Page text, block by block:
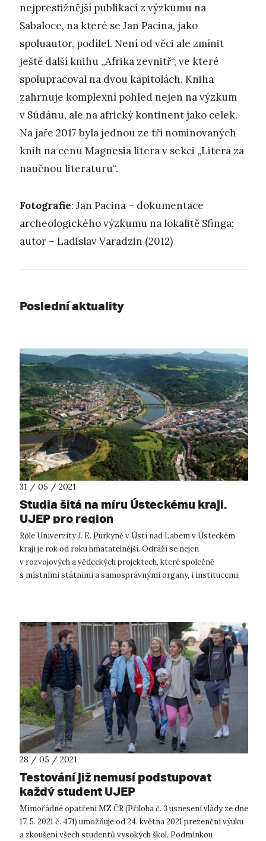
nejprestižnější publikací z výzkumu na
Sabaloce, na které se Jan Pacina, jako
spoluautor, podílel. Není od věci ale zmínit
ještě další knihu „Afrika zevnitř“, ve které
spolupracoval na dvou kapitolách. Kniha
zahrnuje komplexní pohled nejen na výzkum
v Súdánu, ale na africký kontinent jako celek.
Na jaře 2017 byla jednou ze tří nominovaných
knih na cenu Magnesia litera v sekci „Litera za
naučnou literaturu“.
Fotografie: Jan Pacina – dokumentace
archeologického výzkumu na lokalitě Sfinga;
autor – Ladislav Varadzin (2012)
Poslední aktuality
31 / 05 / 2021
Studia šitá na míru Ústeckému kraji.
UJEP pro region
Role Univerzity J. E. Purkyně v Ústí nad Labem v Ústeckém
kraji je rok od roku hmatatelnější. Odráží se nejen
v rozvojových a vědeckých projektech, které společně
s místními státními a samosprávnými organy, i institucemi,
28 / 05 / 2021
Testování již nemusí podstupovat
každý student UJEP
Mimořádné opatření MZ ČR (Příloha č. 3 usnesení vlády ze dne
17. 5. 2021 č. 471) umožňuje od 24. května 2021 prezenční výuku
a zkoušení všech studentů vysokých škol. Podmínkou